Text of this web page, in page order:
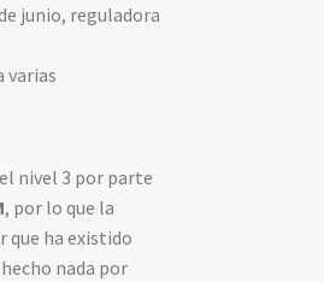
junio, reguladora
varias
nivel 3 por parte
, por lo que la
que ha existido
nada por